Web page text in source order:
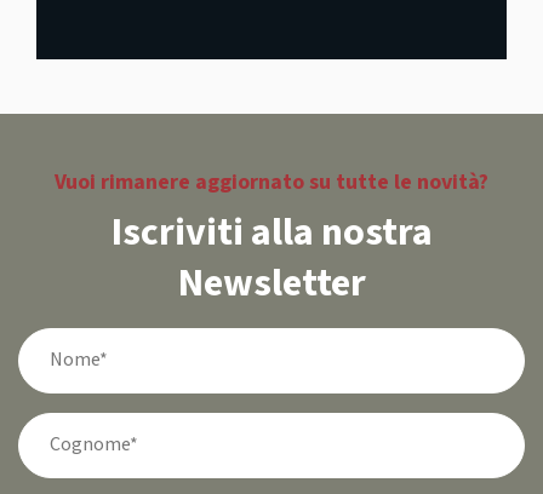
Vuoi rimanere aggiornato su tutte le novità?
Iscriviti alla nostra
Newsletter